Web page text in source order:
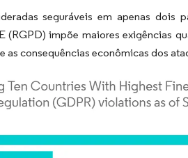
seguráveis em apenas dois
(RGPD) impõe maiores exigências
as consequências econômicas dos